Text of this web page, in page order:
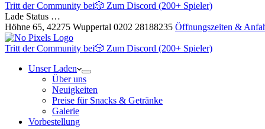
Tritt der Community bei🎲 Zum Discord (200+ Spieler)
Lade Status …
Höhne 65, 42275 Wuppertal 0202 28188235 Öffnungszeiten &
Tritt der Community bei🎲 Zum Discord (200+ Spieler)
Unser Laden
Über uns
Neuigkeiten
Preise für Snacks & Getränke
Galerie
Vorbestellung